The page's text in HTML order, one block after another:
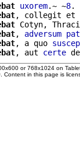
uxorem.~ ~8.
, collegit et
Cotyn,
, adversum
, a quo
, aut certe
or 768x1024 on
Content in this page is